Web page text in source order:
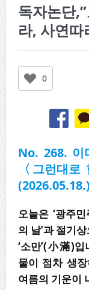
독자논단
라, 사연따
0
No. 268. 이
〈그런대
(2026.05.18.)
오늘은 ‘광주
의 날’과 절기
‘소만’(小滿)
물이 점차 생
여름의 기운이